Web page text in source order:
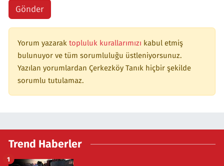
Gönder
Yorum yazarak topluluk kurallarımızı kabul etmiş
bulunuyor ve tüm sorumluluğu üstleniyorsunuz.
Yazılan yorumlardan Çerkezköy Tanık hiçbir şekilde
sorumlu tutulamaz.
Trend Haberler
1